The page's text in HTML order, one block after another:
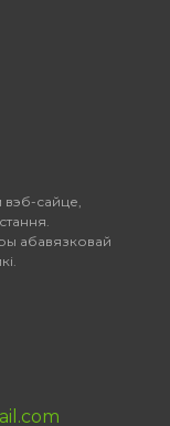
сайце,
абавязковай